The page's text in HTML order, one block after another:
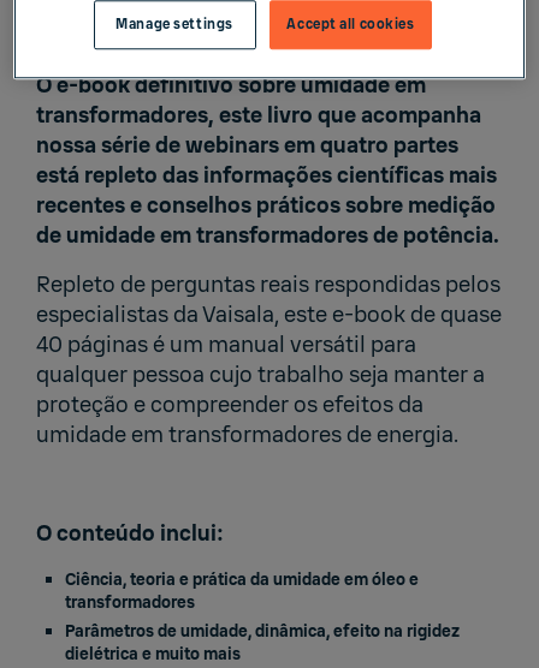
Porque você pidió...
O e-book definitivo sobre umidade em
transformadores, este livro que acompanha
nossa série de webinars em quatro partes
está repleto das informações científicas mais
recentes e conselhos práticos sobre medição
de umidade em transformadores de potência.
Repleto de perguntas reais respondidas pelos
especialistas da Vaisala, este e-book de quase
40 páginas é um manual versátil para
qualquer pessoa cujo trabalho seja manter a
proteção e compreender os efeitos da
umidade em transformadores de energia.
O conteúdo inclui:
Ciência, teoria e prática da umidade em óleo e
transformadores
Parâmetros de umidade, dinâmica, efeito na rigidez
dielétrica e muito mais
Accept all cookies
Manage settings